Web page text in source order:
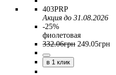
403PRP
Акция до 31.08.2026
-25%
фиолетовая
332.06грн 249.05грн
в 1 клик